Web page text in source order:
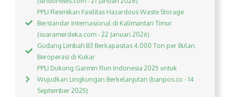
PPLI Resmikan Fasilitas Hazardous Waste Storage
Berstandar Internasional di Kalimantan Timur
(suaramerdeka.com - 22 Januari 2026)
Gudang Limbah B3 Berkapasitas 4.000 Ton per Bulan
Beroperasi di Kukar
PPLI Dukung Garmin Run Indonesia 2025 untuk
Wujudkan Lingkungan Berkelanjutan (banpos.co - 14
September 2025)